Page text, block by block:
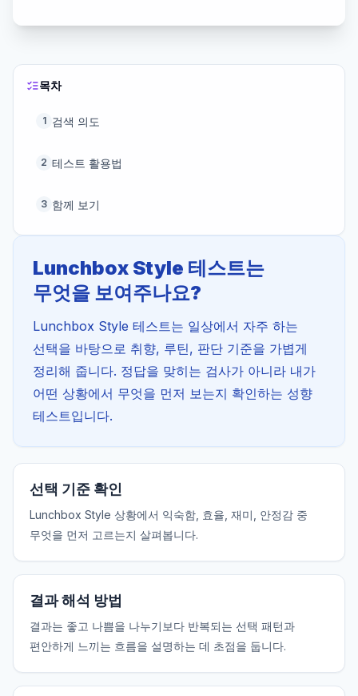
목차
1 검색 의도
2 테스트 활용법
3 함께 보기
Lunchbox Style 테스트는
무엇을 보여주나요?
Lunchbox Style 테스트는 일상에서 자주 하는
선택을 바탕으로 취향, 루틴, 판단 기준을 가볍게
정리해 줍니다. 정답을 맞히는 검사가 아니라 내가
어떤 상황에서 무엇을 먼저 보는지 확인하는 성향
테스트입니다.
선택 기준 확인
Lunchbox Style 상황에서 익숙함, 효율, 재미, 안정감 중
무엇을 먼저 고르는지 살펴봅니다.
결과 해석 방법
결과는 좋고 나쁨을 나누기보다 반복되는 선택 패턴과
편안하게 느끼는 흐름을 설명하는 데 초점을 둡니다.